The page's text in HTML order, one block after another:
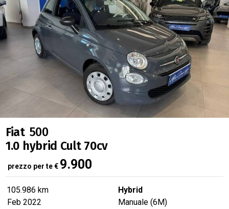
Fiat 500
1.0 hybrid Cult 70cv
prezzo per te€ 9.900
105.986 km
Hybrid
Feb 2022
Manuale (6M)